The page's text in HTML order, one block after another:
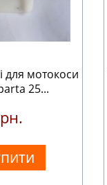
для мотокоси
25...